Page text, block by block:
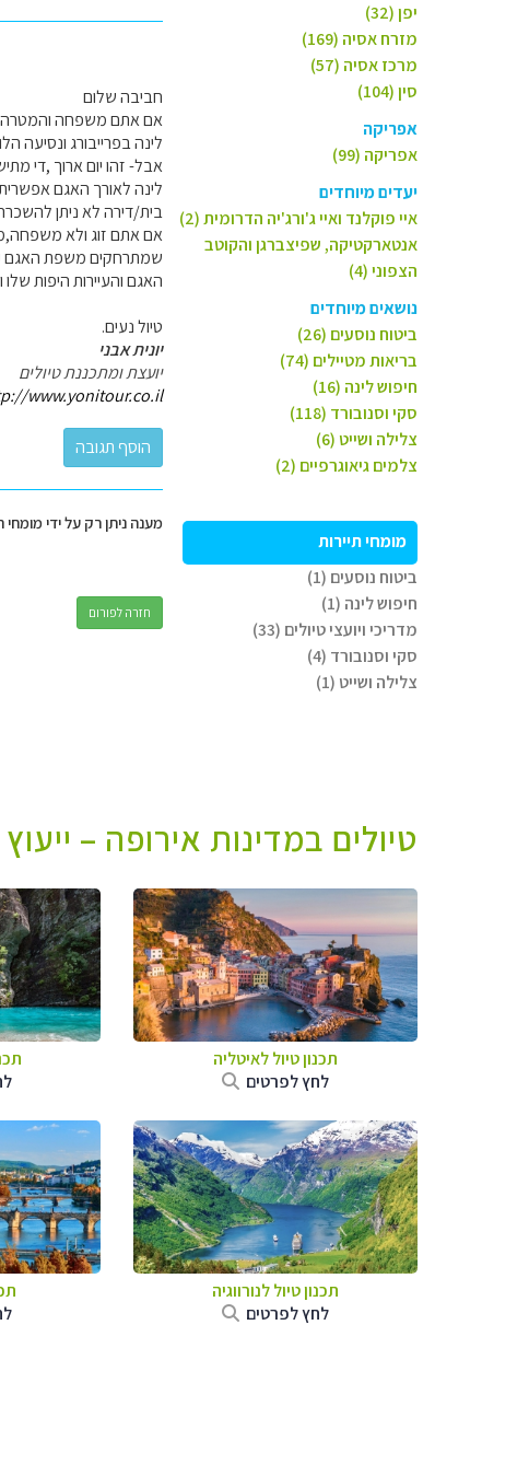
יפן (32)
מזרח אסיה (169)
מרכז אסיה (57)
סין (104)
אפריקה
אפריקה (99)
יעדים מיוחדים
איי פוקלנד ואיי ג'ורג'יה הדרומית (2)
אנטארקטיקה, שפיצברגן והקוטב
הצפוני (4)
נושאים מיוחדים
ביטוח נוסעים (26)
בריאות מטיילים (74)
חיפוש לינה (16)
סקי וסנובורד (118)
צלילה ושייט (6)
צלמים גיאוגרפיים (2)
מומחי תיירות
ביטוח נוסעים (1)
חיפוש לינה (1)
מדריכי ויועצי טיולים (33)
סקי וסנובורד (4)
צלילה ושייט (1)
חביבה שלום
אם אתם משפחה והמטרה
לינה בפרייבורג ונסיעה
אבל- זהו יום ארוך ,די
בית/דירה לא ניתן
אם אתם זוג ולא
האגם והעיירות היפות
טיול נעים.
יונית אבני
יועצת ומתכננת טיולים
www.yonitour.co.il
מענה ניתן רק על ידי
חזרה לפורום
טיולים במדינות אירופה –
תכנון טיול לאיטליה
לחץ לפרטים
תכנון טיול לנורווגיה
לחץ לפרטים